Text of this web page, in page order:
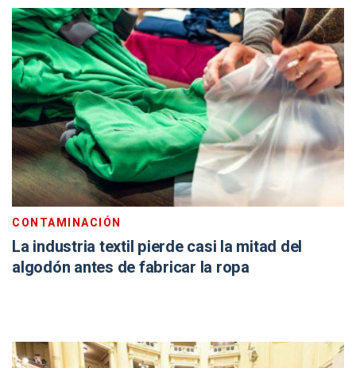
CONTAMINACIÓN
La industria textil pierde casi la mitad del
algodón antes de fabricar la ropa